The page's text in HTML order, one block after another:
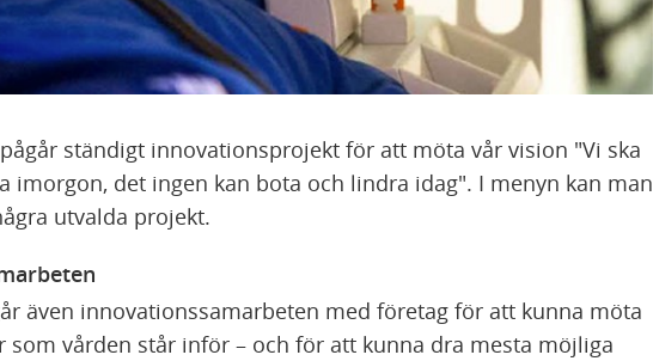
ständigt innovationsprojekt för att möta vår vision "Vi ska
imorgon, det ingen kan bota och lindra idag". I menyn kan man
utvalda projekt.
även innovationssamarbeten med företag för att kunna möta
som vården står inför – och för att kunna dra mesta möjliga